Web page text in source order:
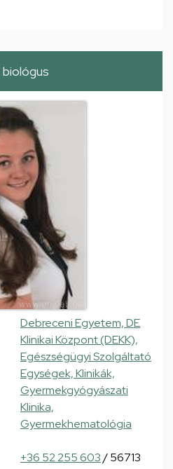
biológus
Debreceni Egyetem, DE
Klinikai Központ (DEKK),
Egészségügyi Szolgáltató
Egységek, Klinikák,
Gyermekgyógyászati
Klinika,
Gyermekhematológia
+36 52 255 603/ 56713